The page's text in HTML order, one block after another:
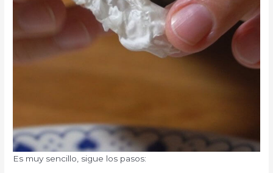
Es muy sencillo, sigue los pasos: